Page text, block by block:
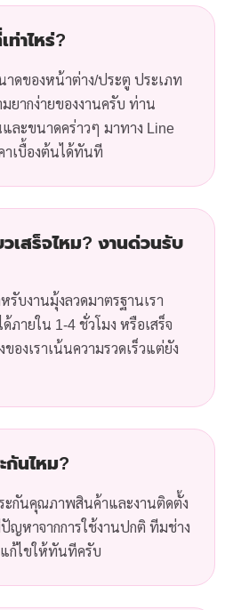
ท่าไหร่?
าดของหน้าต่าง/ประตู ประเภท
ยากง่ายของงานครับ ท่าน
ละขนาดคร่าวๆ มาทาง Line
าเบื้องต้นได้ทันที
เสร็จไหม? งานด่วนรับ
รับงานมุ้งลวดมาตรฐานเรา
ภายใน 1-4 ชั่วโมง หรือเสร็จ
องเราเน้นความรวดเร็วแต่ยัง
กันไหม?
ะกันคุณภาพสินค้าและงานติดตั้ง
ญหาจากการใช้งานปกติ ทีมช่าง
ก้ไขให้ทันทีครับ